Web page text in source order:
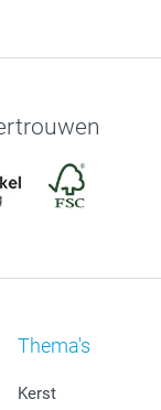
Thema's
Kerst